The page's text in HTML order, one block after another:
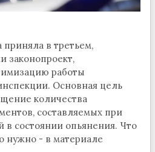
приняла в третьем,
законопроект,
работы
Основная цель
количества
составляемых при
состоянии опьянения. Что
нужно - в материале